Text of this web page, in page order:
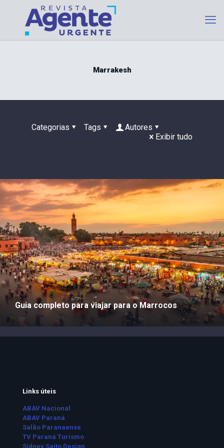
Marrakesh
Categorias Tags
Autores
Exibir tudo
Guia completo para viajar para o Marrocos
Links úteis
ABAV Nacional
ABAV Paraná
Salão Paranaense
TV Paraná Turismo
Sidney Saito Design